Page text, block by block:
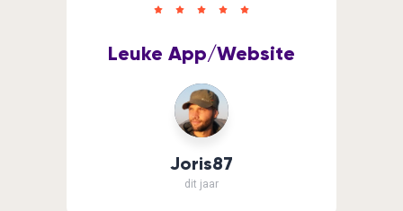
Joris87
dit jaar
Leuke App/Website